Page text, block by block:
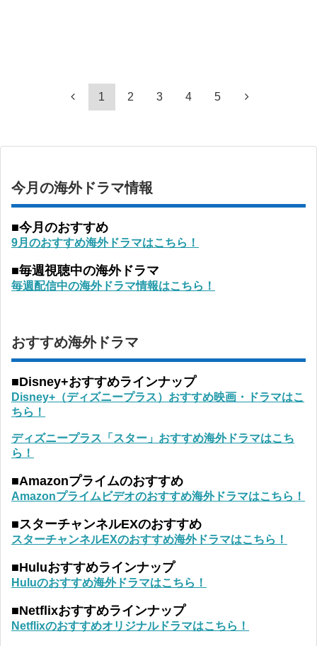
1 2 3 4 5
今月の海外ドラマ情報
■今月のおすすめ
9月のおすすめ海外ドラマはこちら！
■毎週視聴中の海外ドラマ
毎週配信中の海外ドラマ情報はこちら！
おすすめ海外ドラマ
■Disney+おすすめラインナップ
Disney+（ディズニープラス）おすすめ映画・ドラマはこ
ちら！
ディズニープラス「スター」おすすめ海外ドラマはこち
ら！
■Amazonプライムのおすすめ
Amazonプライムビデオのおすすめ海外ドラマはこちら！
■スターチャンネルEXのおすすめ
スターチャンネルEXのおすすめ海外ドラマはこちら！
■Huluおすすめラインナップ
Huluのおすすめ海外ドラマはこちら！
■Netflixおすすめラインナップ
Netflixのおすすめオリジナルドラマはこちら！